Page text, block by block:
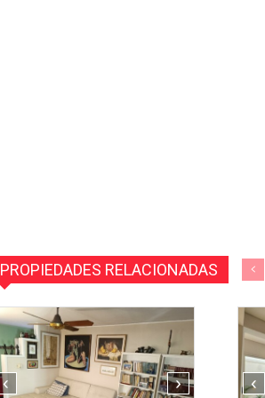
PROPIEDADES RELACIONADAS
‹ › ‹